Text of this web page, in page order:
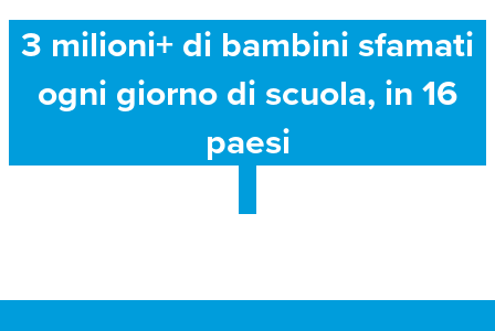
3 milioni+ di bambini sfamati
ogni giorno di scuola, in 16
paesi